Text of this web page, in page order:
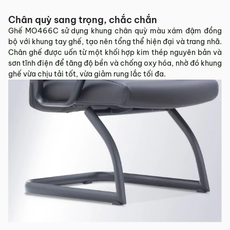
Chân quỳ sang trọng, chắc chắn
Ghế MO466C sử dụng khung chân quỳ màu xám đậm đồng
bộ với khung tay ghế, tạo nên tổng thể hiện đại và trang nhã.
Chân ghế được uốn từ một khối hợp kim thép nguyên bản và
sơn tĩnh điện để tăng độ bền và chống oxy hóa, nhờ đó khung
ghế vừa chịu tải tốt, vừa giảm rung lắc tối đa.
hàng.
Mọi thông tin cần hỗ trợ và giải đáp vui lòng liên hệ MyChair
qua:
Hotline: 0942 902 468 (Call, Zalo)
Email:info@mychair.vn